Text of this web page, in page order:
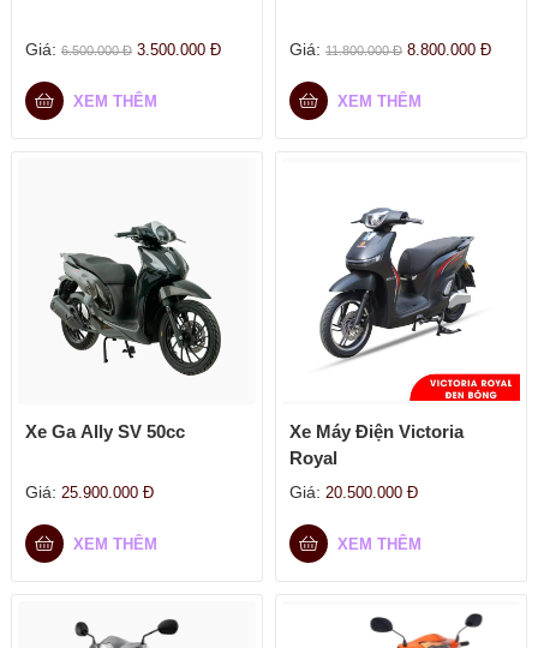
Giá: 6.500.000Đ 3.500.000 Đ
XEM THÊM
Giá: 11.800.000Đ 8.800.000 Đ
XEM THÊM
Xe Ga Ally SV 50cc
Giá: 25.900.000 Đ
XEM THÊM
Xe Máy Điện Victoria
Royal
Giá: 20.500.000 Đ
XEM THÊM